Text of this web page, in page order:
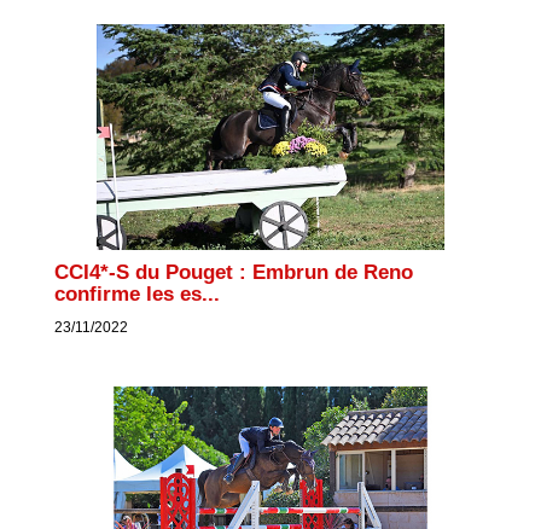
CCI4*-S du Pouget : Embrun de Reno
confirme les es...
23/11/2022